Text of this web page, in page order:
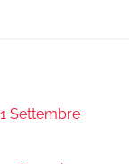
Settembre